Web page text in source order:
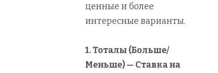
ценные и более
интересные варианты.
1. Тоталы (Больше/
Меньше) — Ставка на